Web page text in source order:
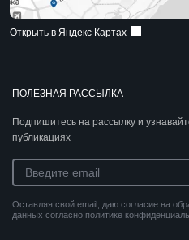
ПОЛЕЗНАЯ РАССЫЛКА
Подпишитесь на рассылку и
публикациях
Оставляя свой email, даю согласие на
данных согласно политике
Открыть в Яндекс Картах